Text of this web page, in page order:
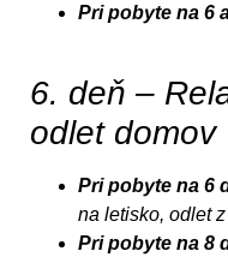
Pri pobyte na 6
6. deň –
odlet domov
Pri pobyte na 6
na letisko, odlet
Pri pobyte na 8